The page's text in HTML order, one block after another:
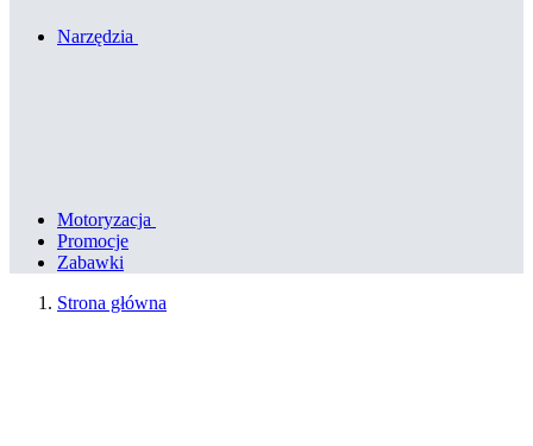
Narzędzia
Motoryzacja
Promocje
Zabawki
Strona główna